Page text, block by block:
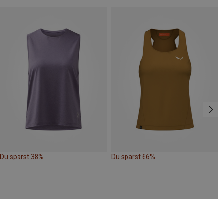
Du sparst 38% Du sparst 66%